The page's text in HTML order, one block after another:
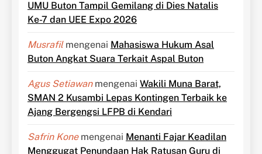
UMU Buton Tampil Gemilang di Dies Natalis
Ke-7 dan UEE Expo 2026
Musrafilmengenai Mahasiswa Hukum Asal
Buton Angkat Suara Terkait Aspal Buton
Agus Setiawanmengenai Wakili Muna Barat,
SMAN 2 Kusambi Lepas Kontingen Terbaik ke
Ajang Bergengsi LFPB di Kendari
Safrin Konemengenai Menanti Fajar Keadilan
Menggugat Penundaan Hak Ratusan Guru di